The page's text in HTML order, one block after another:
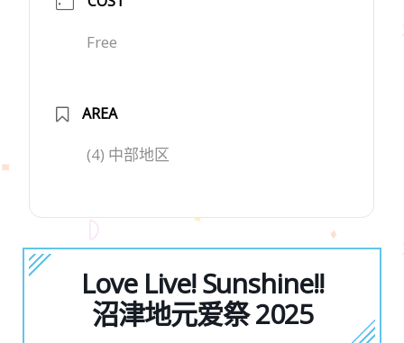
Free
AREA
(4) 中部地区
Love Live! Sunshine!!
沼津地元爱祭 2025